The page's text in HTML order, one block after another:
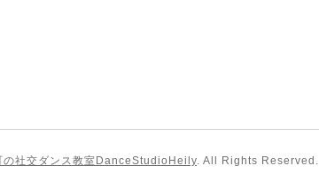
の社交ダンス教室DanceStudioHeily. All Rights Reserved.